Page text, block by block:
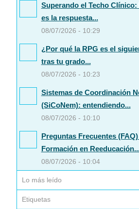
Superando el Techo Clínico:
es la respuesta...
08/07/2026 - 10:29
¿Por qué la RPG es el
tras tu grado...
08/07/2026 - 10:23
Sistemas de Coordinación
(SiCoNem): entendiendo...
08/07/2026 - 10:10
Preguntas Frecuentes
Formación en
08/07/2026 - 10:04
Lo más leído
Etiquetas